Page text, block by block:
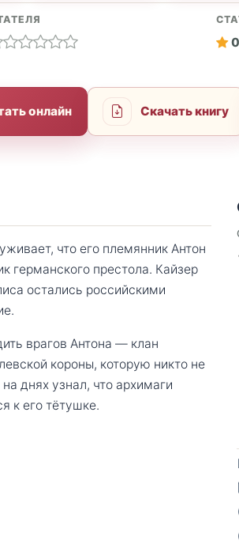
онлайн Скачать книгу
что его племянник Антон
германского престола. Кайзер
остались российскими
врагов Антона — клан
короны, которую никто не
днях узнал, что архимаги
к его тётушке.